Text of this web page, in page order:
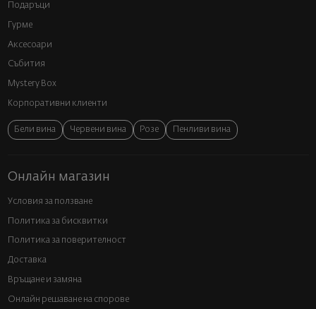
Подаръци
Гурме
Аксесоари
Събития
Mystery Box
Корпоративни клиенти
Бели вина Червени вина Розе Пенливи вина
Онлайн магазин
Условия за ползване
Политика за бисквитки
Политика за поверителност
Доставка
Връщане и замяна
Онлайн решаване на спорове